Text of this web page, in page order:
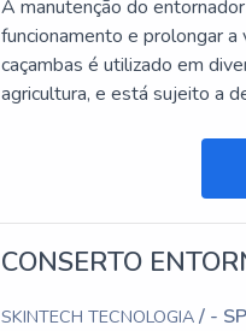
A manutenção do
funcionamento e prolongar
caçambas é utilizado em
agricultura, e está sujeito a
CONSERTO
SKINTECH TECNOLOGIA/ - SP